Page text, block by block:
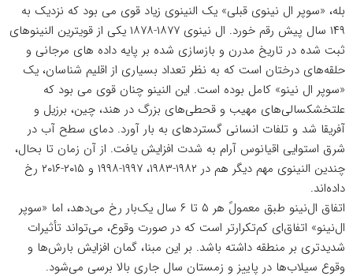
بله، «سوپر ال نینوی قبلی» یک النینوی زیاد قوی می بود که نزدیک به
۱۴۹ سال پیش رقم خورد. ال نینوی ۱۸۷۷-۱۸۷۸ یکی از قویترین النینوهای
ثبت شده در تاریخ مدرن و بازسازی شده بر پایه داده های مرجانی و
حلقه‌های درختان است که به نظر تعداد بسیاری از اقلیم شناسان، یک
«سوپر ال نینو» کامل بوده است. این النینو چنان قوی می بود که
علتخشکسالی‌های مهیب و قحطی‌های بزرگ در هند، چین، برزیل و
آفریقا شد و تلفات انسانی گستردهای به بار آورد. دمای سطح آب در
شرق استوایی اقیانوس آرام به شدت افزایش یافت. از آن زمان تا بحال،
چندین النینوی مهم دیگر هم در ۱۹۸۲-۱۹۸۳، ۱۹۹۷-۱۹۹۸ و ۲۰۱۵-۲۰۱۶ رخ
داده‌اند.
اتفاق ال‌نینو طبق معمولً هر ۵ تا ۶ سال یک‌بار رخ می‌دهد، اما «سوپر
ال‌نینو» اتفاق‌ای کم‌تکرارتر است که در صورت وقوع، می‌تواند تأثیرات
شدیدتری بر منطقه داشته باشد. بر این مبنا، گمان افزایش بارش‌ها و
وقوع سیلاب‌ها در پاییز و زمستان سال جاری بالا برسی می‌شود.